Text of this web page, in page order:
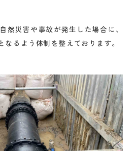
然災害や事故が発生した場合に、
なるよう体制を整えております。